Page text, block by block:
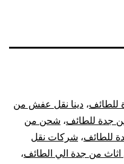
، دينا نقل عفش من
جدة للطائف، شحن من
للطائف، شركات نقل
من جدة الي الطائف،